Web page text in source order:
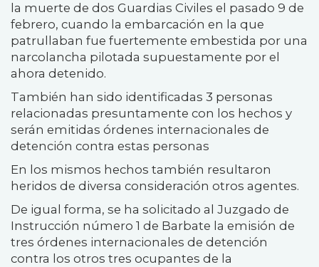
la muerte de dos Guardias Civiles el pasado 9 de
febrero, cuando la embarcación en la que
patrullaban fue fuertemente embestida por una
narcolancha pilotada supuestamente por el
ahora detenido.
También han sido identificadas 3 personas
relacionadas presuntamente con los hechos y
serán emitidas órdenes internacionales de
detención contra estas personas
En los mismos hechos también resultaron
heridos de diversa consideración otros agentes.
De igual forma, se ha solicitado al Juzgado de
Instrucción número 1 de Barbate la emisión de
tres órdenes internacionales de detención
contra los otros tres ocupantes de la